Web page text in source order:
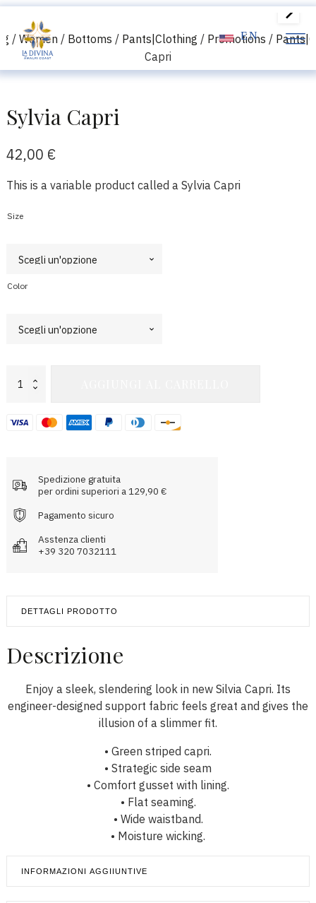
EN
/ Women / Bottoms / Pants|Clothing / Promotions /
Capri
Sylvia Capri
42,00 €
This is a variable product called a Sylvia Capri
Size
Color
Capri
Spedizione gratuita
per ordini superiori a 129,90 €
Pagamento sicuro
Asstenza clienti
+39 320 7032111
DETTAGLI PRODOTTO
Descrizione
Enjoy a sleek, slendering look in new Silvia Capri. Its
engineer-designed support fabric feels great and gives the
illusion of a slimmer fit.
• Green striped capri.
• Strategic side seam
• Comfort gusset with lining.
• Flat seaming.
• Wide waistband.
• Moisture wicking.
INFORMAZIONI AGGIIUNTIVE